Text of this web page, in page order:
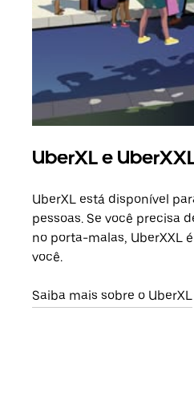
UberXL e
UberXL está disponível
pessoas. Se você precisa
no porta-malas, UberXXL
você.
Saiba mais sobre o UberXL